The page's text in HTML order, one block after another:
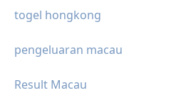
togel hongkong
pengeluaran macau
Result Macau